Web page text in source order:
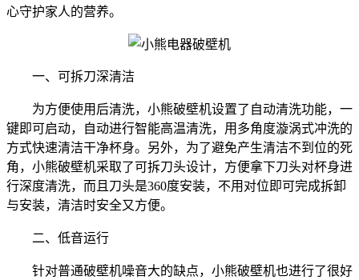
心守护家人的营养。
一、 可拆刀深清洁
为方便使用后清洗， 小熊破壁机设置了自动清洗功能， 一
键即可启动， 自动进行智能高温清洗， 用 多角度漩涡式冲洗的
方式快速清洁干净杯身。另外，为了避免产生清洁不到位的死
角， 小熊破壁机采取了可拆刀头设计，方便拿下刀头对杯身进
行深度清洗，而且刀头是360度安装，不用对位 即可完成拆卸
与安装， 清洁时安全又方便。
二、低音运行
针对普通破壁机噪音大的缺点，小熊破壁机也进行了很好